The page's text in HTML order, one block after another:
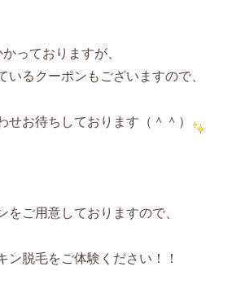
っておりますが、
いるクーポンもございますので、
せお待ちしております（＾＾）
をご用意しておりますので、
ン脱毛をご体験ください！！